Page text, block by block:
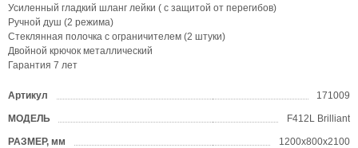
Усиленный гладкий шланг лейки ( с защитой от перегибов)
Ручной душ (2 режима)
Стеклянная полочка с ограничителем (2 штуки)
Двойной крючок металлический
Гарантия 7 лет
Артикул 171009
МОДЕЛЬ F412L Brilliant
РАЗМЕР, мм 1200х800х2100